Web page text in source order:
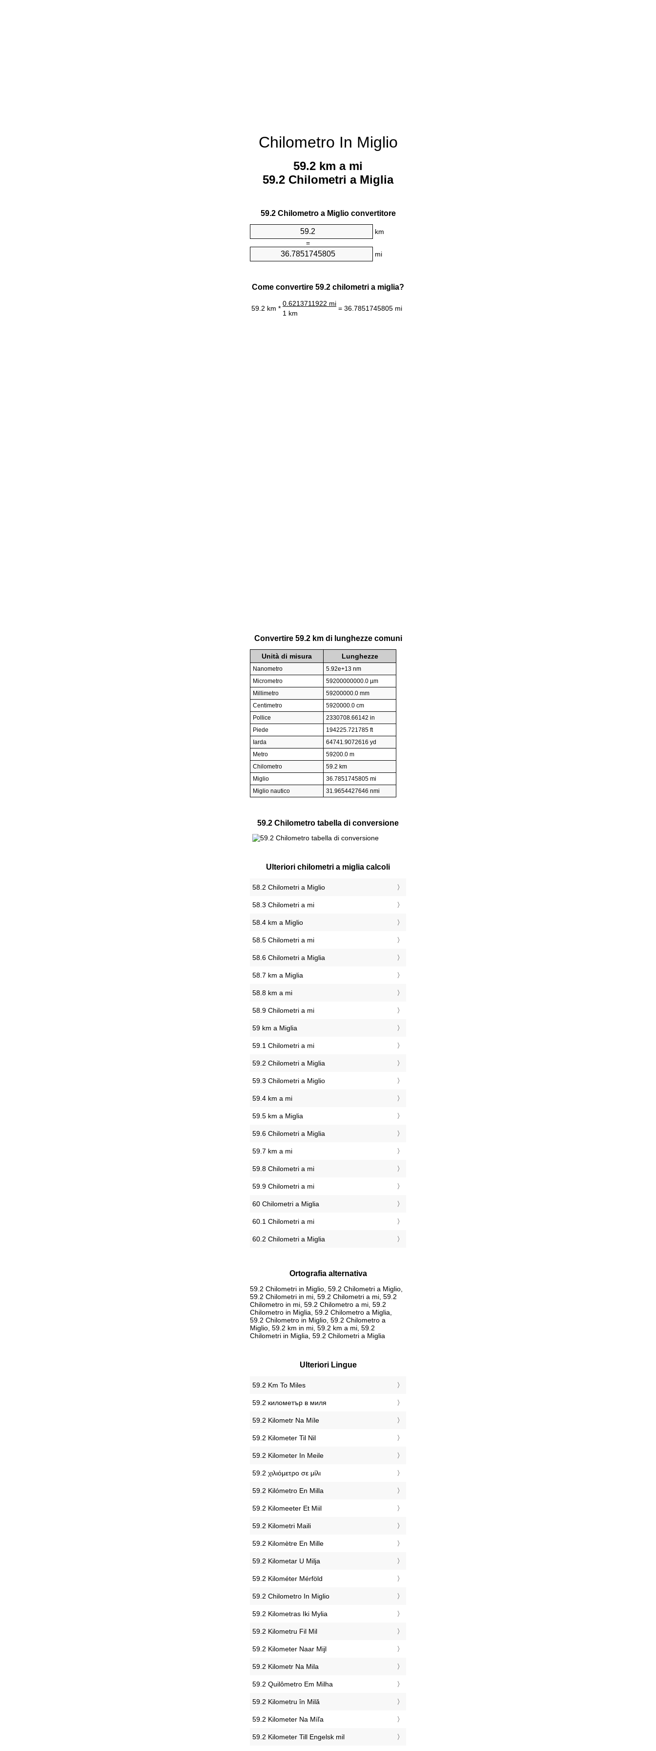
Chilometro In Miglio
59.2 km a mi
59.2 Chilometri a Miglia
59.2 Chilometro a Miglio convertitore
km
=
mi
Come convertire 59.2 chilometri a miglia?
59.2 km *
0.6213711922 mi
= 36.7851745805 mi
1 km
Convertire 59.2 km di lunghezze comuni
Unità di misura Lunghezze
Nanometro
5.92e+13 nm
Micrometro
59200000000.0 µm
Millimetro
59200000.0 mm
Centimetro
5920000.0 cm
Pollice
2330708.66142 in
Piede
194225.721785 ft
Iarda
64741.9072616 yd
Metro
59200.0 m
Chilometro
59.2 km
Miglio
36.7851745805 mi
Miglio nautico
31.9654427646 nmi
59.2 Chilometro tabella di conversione
Ulteriori chilometri a miglia calcoli
58.2 Chilometri a Miglio
58.3 Chilometri a mi
58.4 km a Miglio
58.5 Chilometri a mi
58.6 Chilometri a Miglia
58.7 km a Miglia
58.8 km a mi
58.9 Chilometri a mi
59 km a Miglia
59.1 Chilometri a mi
59.2 Chilometri a Miglia
59.3 Chilometri a Miglio
59.4 km a mi
59.5 km a Miglia
59.6 Chilometri a Miglia
59.7 km a mi
59.8 Chilometri a mi
59.9 Chilometri a mi
60 Chilometri a Miglia
60.1 Chilometri a mi
60.2 Chilometri a Miglia
Ortografia alternativa
59.2 Chilometri in Miglio, 59.2 Chilometri a Miglio,
59.2 Chilometri in mi, 59.2 Chilometri a mi, 59.2
Chilometro in mi, 59.2 Chilometro a mi, 59.2
Chilometro in Miglia, 59.2 Chilometro a Miglia,
59.2 Chilometro in Miglio, 59.2 Chilometro a
Miglio, 59.2 km in mi, 59.2 km a mi, 59.2
Chilometri in Miglia, 59.2 Chilometri a Miglia
Ulteriori Lingue
‎59.2 Km To Miles
‎59.2 километър в миля
‎59.2 Kilometr Na Míle
‎59.2 Kilometer Til Nil
‎59.2 Kilometer In Meile
‎59.2 χιλιόμετρο σε μίλι
‎59.2 Kilómetro En Milla
‎59.2 Kilomeeter Et Miil
‎59.2 Kilometri Maili
‎59.2 Kilomètre En Mille
‎59.2 Kilometar U Milja
‎59.2 Kilométer Mérföld
‎59.2 Chilometro In Miglio
‎59.2 Kilometras Iki Mylia
‎59.2 Kilometru Fil Mil
‎59.2 Kilometer Naar Mijl
‎59.2 Kilometr Na Mila
‎59.2 Quilômetro Em Milha
‎59.2 Kilometru în Milă
‎59.2 Kilometer Na Míľa
‎59.2 Kilometer Till Engelsk mil